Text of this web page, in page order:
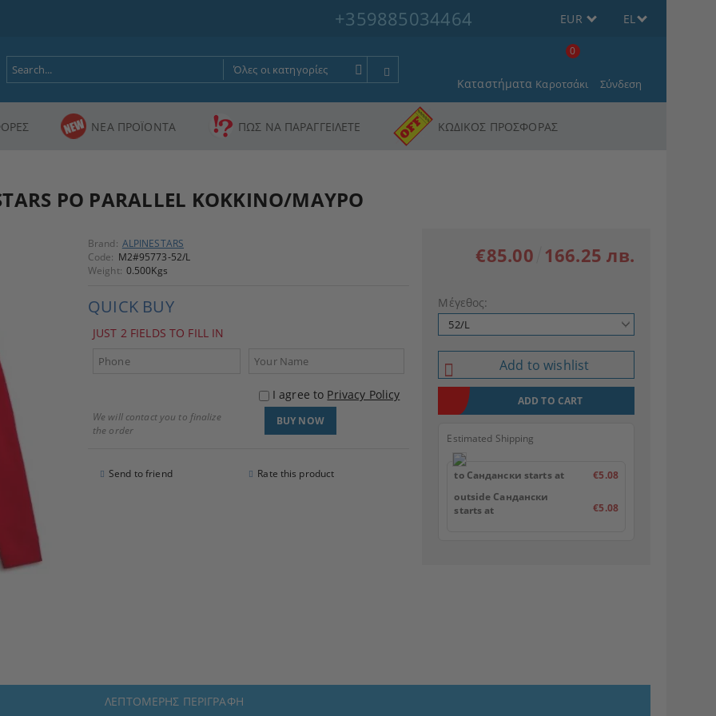
+359885034464 EUR EL
Καταστήματα Καροτσάκι
0
Σύνδεση
ΝΕΑ ΠΡΟΪΟΝΤΑ ΠΩΣ ΝΑ ΠΑΡΑΓΓΕΙΛΕΤΕ ΚΩΔΙΚΟΣ ΠΡΟΣΦΟΡΑΣ
PO PARALLEL ΚΟΚΚΙΝΟ/ΜΑΥΡΟ
Brand: ALPINESTARS
Code: M2#95773-52/L
Weight: 0.500Kgs
QUICK BUY
JUST 2 FIELDS TO FILL IN
I agree to Privacy Policy
We will contact you to finalize
the order
Send to friend Rate this product
€85.00 166.25 лв.
Μέγεθος:
Add to wishlist
Estimated Shipping
to Сандански starts at
€5.08
outside Сандански
starts at
€5.08
ΛΕΠΤΟΜΕΡΉΣ ΠΕΡΙΓΡΑΦΉ